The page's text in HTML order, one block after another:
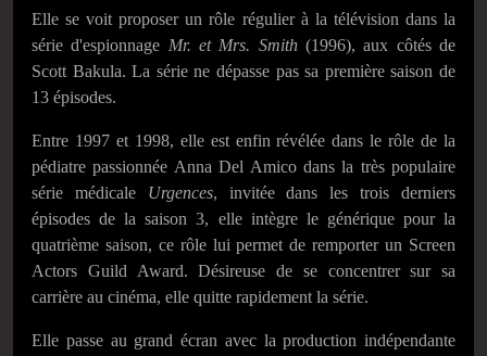
Elle se voit proposer un rôle régulier à la télévision dans la
série d'espionnage Mr. et Mrs. Smith(1996), aux côtés de
Scott Bakula. La série ne dépasse pas sa première saison de
13 épisodes.
Entre 1997 et 1998, elle est enfin révélée dans le rôle de la
pédiatre passionnée Anna Del Amico dans la très populaire
série médicale Urgences, invitée dans les trois derniers
épisodes de la saison 3, elle intègre le générique pour la
quatrième saison, ce rôle lui permet de remporter un Screen
Actors Guild Award. Désireuse de se concentrer sur sa
carrière au cinéma, elle quitte rapidement la série.
Elle passe au grand écran avec la production indépendante